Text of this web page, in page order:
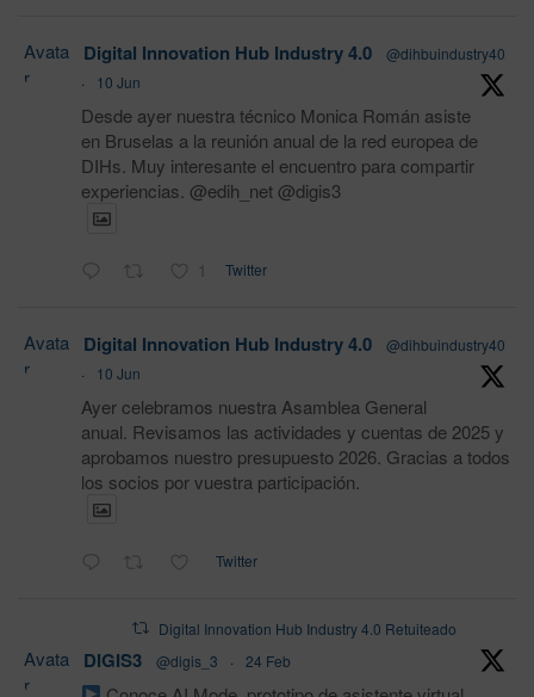
Avata
r
Digital Innovation Hub Industry 4.0
@dihbuindustry40
·
10 Jun
Desde ayer nuestra técnico Monica Román asiste
en Bruselas a la reunión anual de la red europea de
DIHs. Muy interesante el encuentro para compartir
experiencias. @edih_net @digis3
1 Twitter
Avata
r
Digital Innovation Hub Industry 4.0
@dihbuindustry40
·
10 Jun
Ayer celebramos nuestra Asamblea General
anual. Revisamos las actividades y cuentas de 2025 y
aprobamos nuestro presupuesto 2026. Gracias a todos
los socios por vuestra participación.
Twitter
Digital Innovation Hub Industry 4.0 Retuiteado
Avata
r
DIGIS3 @digis_3 · 24 Feb